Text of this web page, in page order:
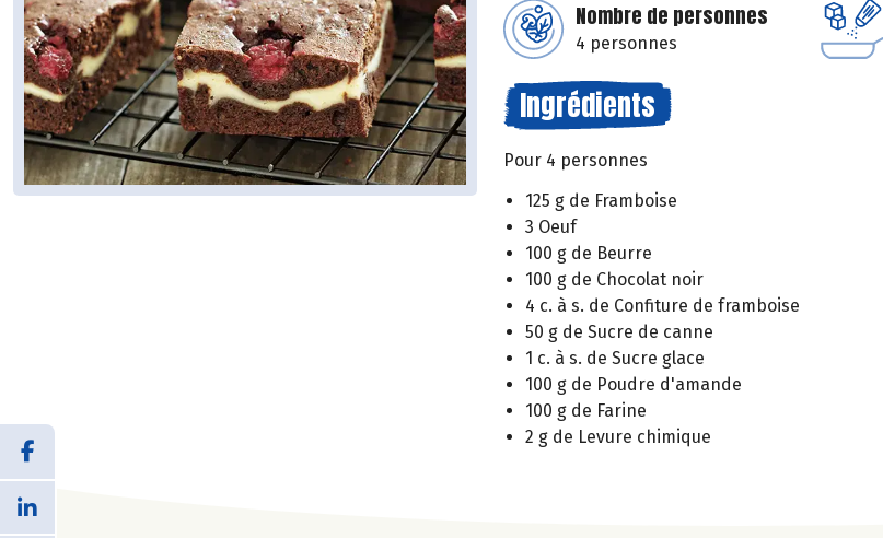
Nombre de personnes
4 personnes
Ingrédients
Pour 4 personnes
125 g de Framboise
3 Oeuf
100 g de Beurre
100 g de Chocolat noir
4 c. à s. de Confiture de framboise
50 g de Sucre de canne
1 c. à s. de Sucre glace
100 g de Poudre d'amande
100 g de Farine
2 g de Levure chimique